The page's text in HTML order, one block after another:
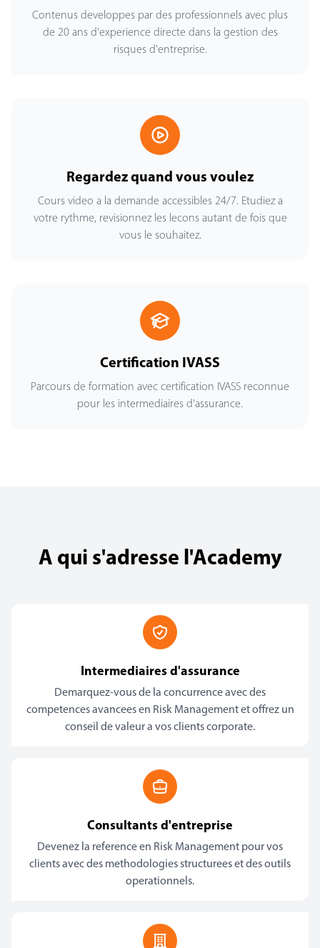
Contenus developpes par des professionnels avec plus
de 20 ans d'experience directe dans la gestion des
risques d'entreprise.
Regardez quand vous voulez
Cours video a la demande accessibles 24/7. Etudiez a
votre rythme, revisionnez les lecons autant de fois que
vous le souhaitez.
Certification IVASS
Parcours de formation avec certification IVASS reconnue
pour les intermediaires d'assurance.
A qui s'adresse l'Academy
Intermediaires d'assurance
Demarquez-vous de la concurrence avec des
competences avancees en Risk Management et offrez un
conseil de valeur a vos clients corporate.
Consultants d'entreprise
Devenez la reference en Risk Management pour vos
clients avec des methodologies structurees et des outils
operationnels.